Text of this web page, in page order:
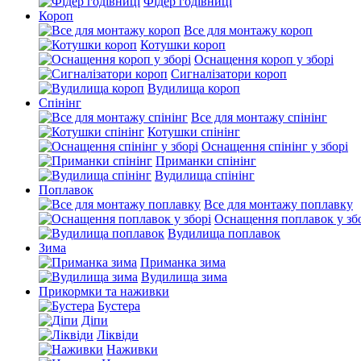
Короп
Все для монтажу короп
Котушки короп
Оснащення короп у зборі
Сигналізатори короп
Вудилища короп
Спінінг
Все для монтажу спінінг
Котушки спінінг
Оснащення спінінг у зборі
Приманки спінінг
Вудилища спінінг
Поплавок
Все для монтажу поплавку
Оснащення поплавок у
Вудилища поплавок
Зима
Приманка зима
Вудилища зима
Прикормки та наживки
Бустера
Діпи
Ліквіди
Наживки